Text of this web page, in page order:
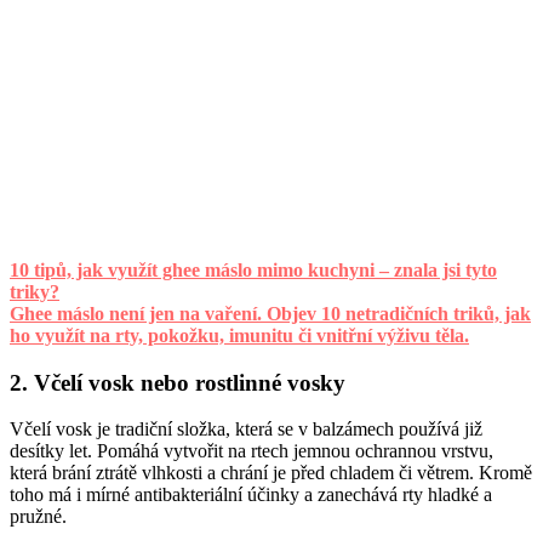
10 tipů, jak využít ghee máslo mimo kuchyni – znala jsi tyto
triky?
Ghee máslo není jen na vaření. Objev 10 netradičních triků, jak
ho využít na rty, pokožku, imunitu či vnitřní výživu těla.
2. Včelí vosk nebo rostlinné vosky
Včelí vosk je tradiční složka, která se v balzámech používá již
desítky let. Pomáhá vytvořit na rtech jemnou ochrannou vrstvu,
která brání ztrátě vlhkosti a chrání je před chladem či větrem. Kromě
toho má i mírné antibakteriální účinky a zanechává rty hladké a
pružné.